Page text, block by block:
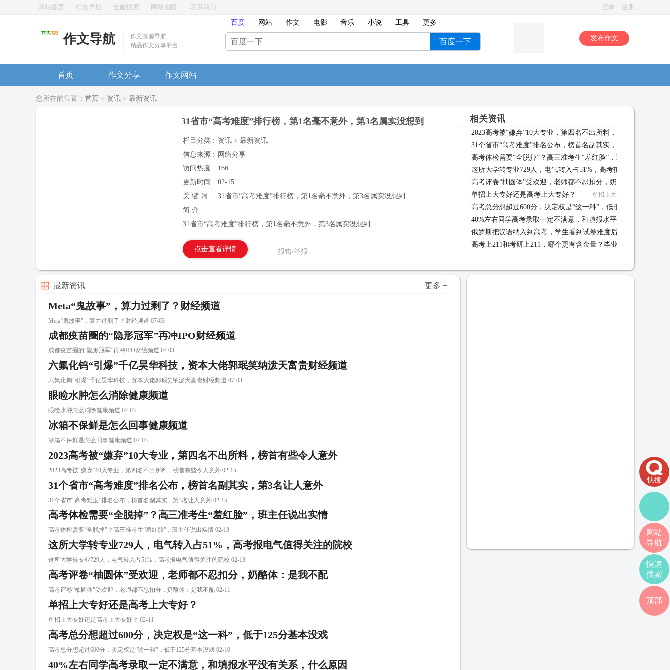
网站首页 综合导航 全能搜索 网站地图 联系我们 登录 注册
作文导航
作文资源导航
精品作文分享平台
百度 网站 作文 电影 音乐 小说 工具 更多
百度一下 发布作文
首页 作文分享 作文网站
您所在的位置： 首页 > 资讯 > 最新资讯
31省市“高考难度”排行榜，第1名毫不意外，第3名属实没想到
栏目分类 : 资讯 > 最新资讯
信息来源 : 网络分享
访问热度 : 166
更新时间 : 02-15
关 键 词 :
31省市“高考难度”排行榜，第1名毫不意外，第3名属实没想到
简 介 :
31省市“高考难度”排行榜，第1名毫不意外，第3名属实没想到
点击查看详情 报错/举报
相关资讯
2023高考被“嫌弃”10大专业，第四名不出所料，榜首有些令人意
02-15
31个省市“高考难度”排名公布，榜首名副其实，第3名让人意外
高考体检需要“全脱掉”？高三准考生“羞红脸”，班主任说出实情
这所大学转专业729人，电气转入占51%，高考报电气值得关注
的院校 02-13
高考评卷“柚圆体”受欢迎，老师都不忍扣分，奶酪体：是我不配
单招上大专好还是高考上大专好？
单招上大专好还是高考上大
高考总分想超过600分，决定权是“这一科”，低于125分基本没戏
40%左右同学高考录取一定不满意，和填报水平没有关系，什么
原因 02-09
俄罗斯把汉语纳入到高考，学生看到试卷难度后一脸懵：这也太
难了 02-08
高考上211和考研上211，哪个更有含金量？毕业后才明白或许来
最新资讯 更多 +
Meta“鬼故事”，算力过剩了？财经频道
Meta“鬼故事”，算力过剩了？财经频道 07-03
成都疫苗圈的“隐形冠军”再冲IPO财经频道
成都疫苗圈的“隐形冠军”再冲IPO财经频道 07-03
六氟化钨“引爆”千亿昊华科技，资本大佬郭珉笑纳泼天富贵财经频道
六氟化钨“引爆”千亿昊华科技，资本大佬郭珉笑纳泼天富贵财经频道 07-03
眼睑水肿怎么消除健康频道
眼睑水肿怎么消除健康频道 07-03
冰箱不保鲜是怎么回事健康频道
冰箱不保鲜是怎么回事健康频道 07-03
2023高考被“嫌弃”10大专业，第四名不出所料，榜首有些令人意外
2023高考被“嫌弃”10大专业，第四名不出所料，榜首有些令人意外 02-15
31个省市“高考难度”排名公布，榜首名副其实，第3名让人意外
31个省市“高考难度”排名公布，榜首名副其实，第3名让人意外 02-15
高考体检需要“全脱掉”？高三准考生“羞红脸”，班主任说出实情
高考体检需要“全脱掉”？高三准考生“羞红脸”，班主任说出实情 02-13
这所大学转专业729人，电气转入占51%，高考报电气值得关注的院校
这所大学转专业729人，电气转入占51%，高考报电气值得关注的院校 02-13
高考评卷“柚圆体”受欢迎，老师都不忍扣分，奶酪体：是我不配
高考评卷“柚圆体”受欢迎，老师都不忍扣分，奶酪体：是我不配 02-11
单招上大专好还是高考上大专好？
单招上大专好还是高考上大专好？ 02-11
高考总分想超过600分，决定权是“这一科”，低于125分基本没戏
高考总分想超过600分，决定权是“这一科”，低于125分基本没戏 02-10
40%左右同学高考录取一定不满意，和填报水平没有关系，什么原因
快搜
网站
导航
快速
搜索
顶部